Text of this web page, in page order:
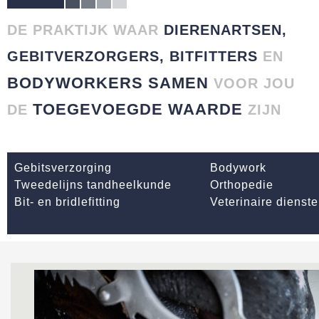
DE PRAKTIJK WAAR DIERENARTSEN,
GEBITVERZORGERS, BITFITTERS EN
BODYWORKERS SAMEN VOOR JOU
DE TOEGEVOEGDE WAARDE ZIJN
Gebitsverzorging
Tweedelijns tandheelkunde
Bit- en bridlefitting
Bodywork
Orthopedie
Veterinaire